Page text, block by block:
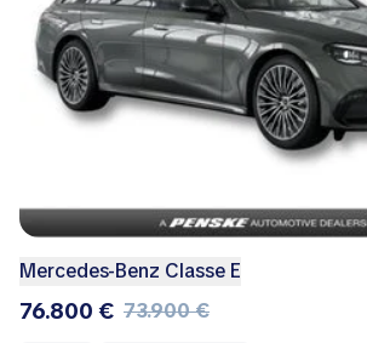
Mercedes-Benz Classe E
76.800 € 73.900 €